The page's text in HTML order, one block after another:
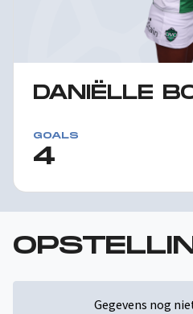
DANIËLLE
GOALS
4
Gegevens nog